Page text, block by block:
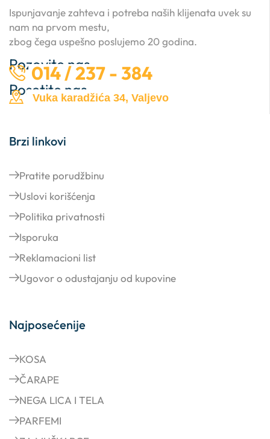
Ispunjavanje zahteva i potreba naših klijenata uvek su
nam na prvom mestu,
zbog čega uspešno poslujemo 20 godina.
Pozovite nas …
014 / 237 - 384
Posetite nas …
Vuka karadžića 34, Valjevo
Brzi linkovi
Pratite porudžbinu
Uslovi korišćenja
Politika privatnosti
Isporuka
Reklamacioni list
Ugovor o odustajanju od kupovine
Najposećenije
KOSA
ČARAPE
NEGA LICA I TELA
PARFEMI